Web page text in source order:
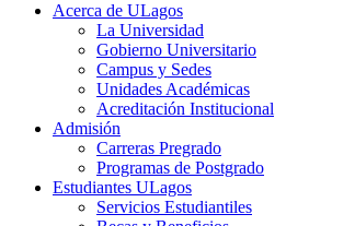
Acerca de ULagos
La Universidad
Gobierno Universitario
Campus y Sedes
Unidades Académicas
Acreditación Institucional
Admisión
Carreras Pregrado
Programas de Postgrado
Estudiantes ULagos
Servicios Estudiantiles